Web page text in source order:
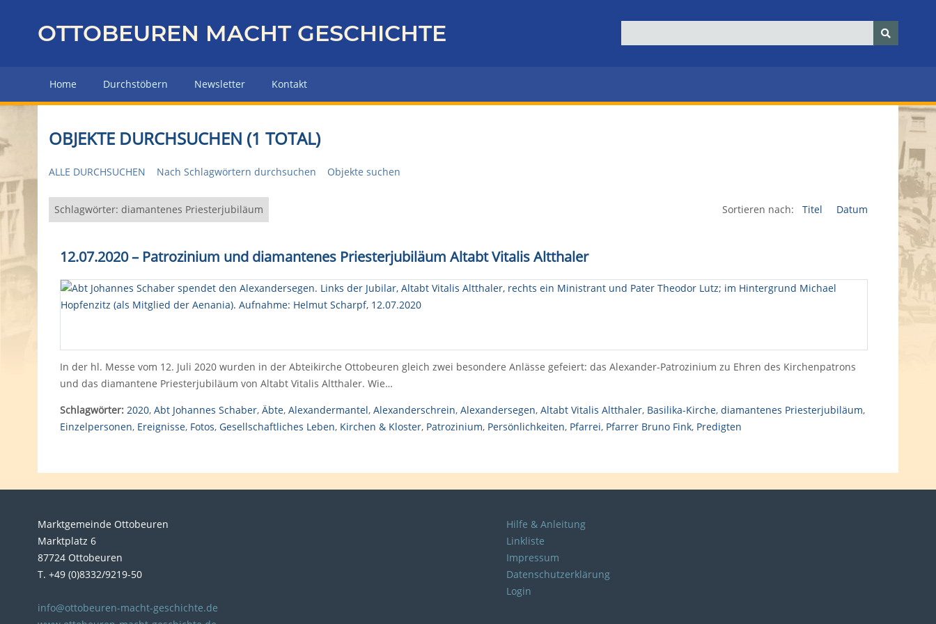
z
r
H
u
p
e
OTTOBEUREN MACHT GESCHICHTE
Home Durchstöbern Newsletter Kontakt
OBJEKTE DURCHSUCHEN (1 TOTAL)
ALLE DURCHSUCHEN Nach Schlagwörtern durchsuchen Objekte suchen
Schlagwörter: diamantenes Priesterjubiläum Sortieren nach: Titel Datum
12.07.2020 – Patrozinium und diamantenes Priesterjubiläum Altabt Vitalis Altthaler
In der hl. Messe vom 12. Juli 2020 wurden in der Abteikirche Ottobeuren gleich zwei besondere Anlässe gefeiert: das Alexander-Patrozinium zu Ehren des Kirchenpatrons
und das diamantene Priesterjubiläum von Altabt Vitalis Altthaler. Wie…
Schlagwörter: 2020, Abt Johannes Schaber, Äbte, Alexandermantel, Alexanderschrein, Alexandersegen, Altabt Vitalis Altthaler, Basilika-Kirche, diamantenes Priesterjubiläum,
Einzelpersonen, Ereignisse, Fotos, Gesellschaftliches Leben, Kirchen & Kloster, Patrozinium, Persönlichkeiten, Pfarrei, Pfarrer Bruno Fink, Predigten
Marktgemeinde Ottobeuren
Marktplatz 6
87724 Ottobeuren
T. +49 (0)8332/9219-50
info@ottobeuren-macht-geschichte.de
Hilfe & Anleitung
Linkliste
Impressum
Datenschutzerklärung
Login